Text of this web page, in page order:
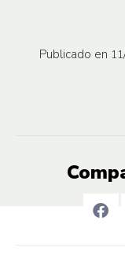
Publicado en